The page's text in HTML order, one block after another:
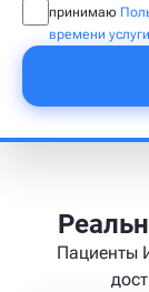
принимаю
времени услуги
Пациенты